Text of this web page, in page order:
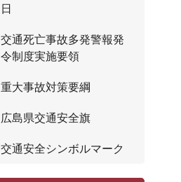
日
交通死亡事故多発警報発
令制度実施要領
重大事故対策要綱
広島県交通安全旗
交通安全シンボルマーク